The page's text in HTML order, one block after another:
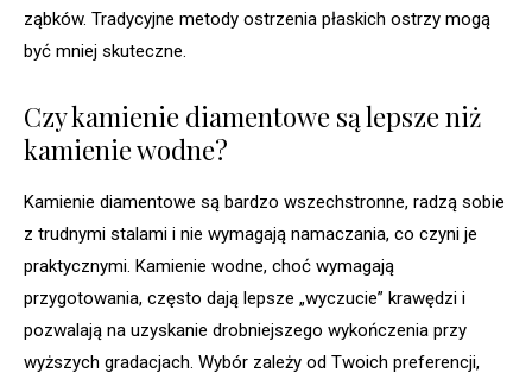
ząbków. Tradycyjne metody ostrzenia płaskich ostrzy mogą
być mniej skuteczne.
Czy kamienie diamentowe są lepsze niż
kamienie wodne?
Kamienie diamentowe są bardzo wszechstronne, radzą sobie
z trudnymi stalami i nie wymagają namaczania, co czyni je
praktycznymi. Kamienie wodne, choć wymagają
przygotowania, często dają lepsze „wyczucie” krawędzi i
pozwalają na uzyskanie drobniejszego wykończenia przy
wyższych gradacjach. Wybór zależy od Twoich preferencji,